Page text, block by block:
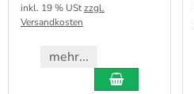
inkl. 19 % UStzzgl.
Versandkosten
mehr...